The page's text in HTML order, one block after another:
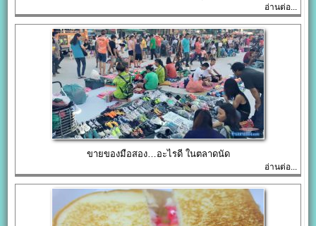
อ่านต่อ...
ขายของมือสอง…อะไรดี ในตลาดนัด
อ่านต่อ...